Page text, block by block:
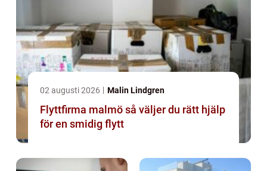
02 augusti 2026 Malin Lindgren
Flyttfirma malmö så väljer du rätt hjälp
för en smidig flytt